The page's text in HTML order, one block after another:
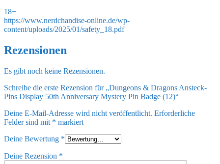
18+
https://www.nerdchandise-online.de/wp-
content/uploads/2025/01/safety_18.pdf
Rezensionen
Es gibt noch keine Rezensionen.
Schreibe die erste Rezension für „Dungeons & Dragons Ansteck-
Pins Display 50th Anniversary Mystery Pin Badge (12)“
Deine E-Mail-Adresse wird nicht veröffentlicht. Erforderliche
Felder sind mit * markiert
Deine Bewertung *
Deine Rezension *